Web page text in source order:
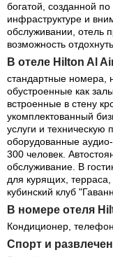
богатой, созданной
инфраструктуре и
обслуживании, отель
возможность
В отеле Hilton Al
стандартные номера,
обустроенные как
встроенные в стену
укомплектованный
услуги и техническую
оборудованные
300 человек.
обслуживание. В
для курящих,
кубинский клуб
В номере отеля
Кондиционер,
Спорт и